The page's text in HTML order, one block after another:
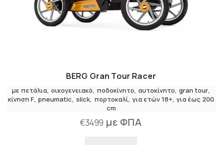
BERG Gran Tour Racer
με πετάλια, οικογενειακό, ποδοκίνητο αυτοκίνητο gran tour
κίνηση F pneumatic slick πορτοκαλί για ετών 18+ για έως 200
cm
€3499 με ΦΠΑ